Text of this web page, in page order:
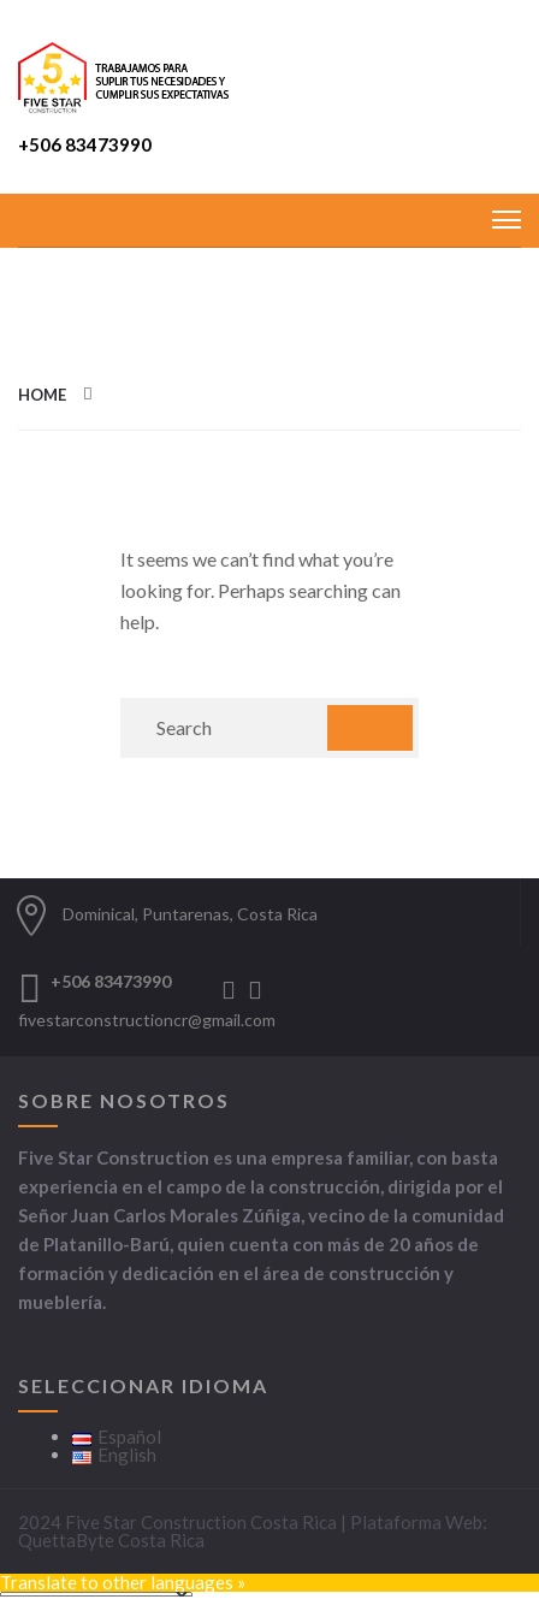
+506 83473990
HOME
It seems we can’t find what you’re
looking for. Perhaps searching can
help.
Dominical, Puntarenas, Costa Rica
+506 83473990
fivestarconstructioncr@gmail.com
SOBRE NOSOTROS
Five Star Construction es una empresa familiar, con basta
experiencia en el campo de la construcción, dirigida por el
Señor Juan Carlos Morales Zúñiga, vecino de la comunidad
de Platanillo-Barú, quien cuenta con más de 20 años de
formación y dedicación en el área de construcción y
mueblería.
SELECCIONAR IDIOMA
Español
English
2024 Five Star Construction Costa Rica | Plataforma Web:
QuettaByte Costa Rica
Translate to other languages »